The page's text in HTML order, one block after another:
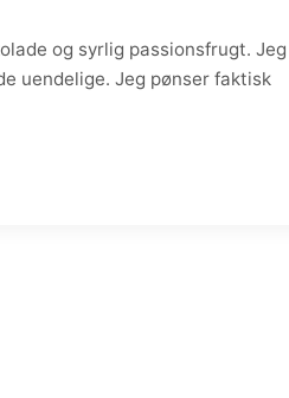
og syrlig passionsfrugt.
uendelige. Jeg pønser faktisk